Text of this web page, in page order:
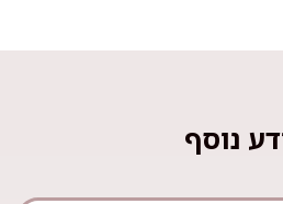
נוסף